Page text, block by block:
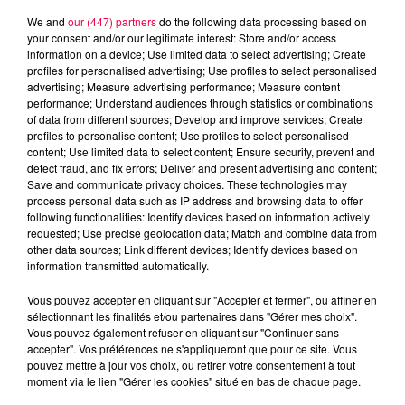
l’ensemble de la population vosgienne à la vigilance et
à la solidarité en cette période de fortes chaleurs.
DERNIÈRES INFOS
We and our (447) partnersdo the following data processing based on
your consent and/or our legitimate interest: Store and/or access
information on a device; Use limited data to select advertising; Create
profiles for personalised advertising; Use profiles to select personalised
advertising; Measure advertising performance; Measure content
performance; Understand audiences through statistics or combinations
of data from different sources; Develop and improve services; Create
profiles to personalise content; Use profiles to select personalised
content; Use limited data to select content; Ensure security, prevent and
detect fraud, and fix errors; Deliver and present advertising and content;
Save and communicate privacy choices. These technologies may
process personal data such as IP address and browsing data to offer
following functionalities: Identify devices based on information actively
requested; Use precise geolocation data; Match and combine data from
other data sources; Link different devices; Identify devices based on
information transmitted automatically.
Vous pouvez accepter en cliquant sur "Accepter et fermer", ou affiner en
sélectionnant les finalités et/ou partenaires dans "Gérer mes choix".
Vous pouvez également refuser en cliquant sur "Continuer sans
accepter". Vos préférences ne s'appliqueront que pour ce site. Vous
pouvez mettre à jour vos choix, ou retirer votre consentement à tout
moment via le lien "Gérer les cookies" situé en bas de chaque page.